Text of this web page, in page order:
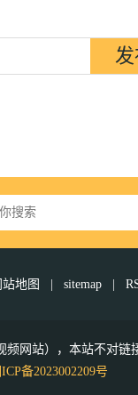
站地图 | sitemap |
网站），本站不对链
备2023002209号